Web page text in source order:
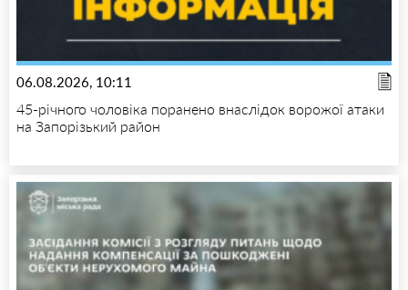
06.08.2026, 10:11
45-річного чоловіка поранено внаслідок ворожої атаки
на Запорізький район